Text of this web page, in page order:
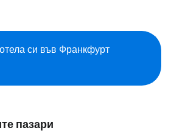
си във Франкфурт
пазари